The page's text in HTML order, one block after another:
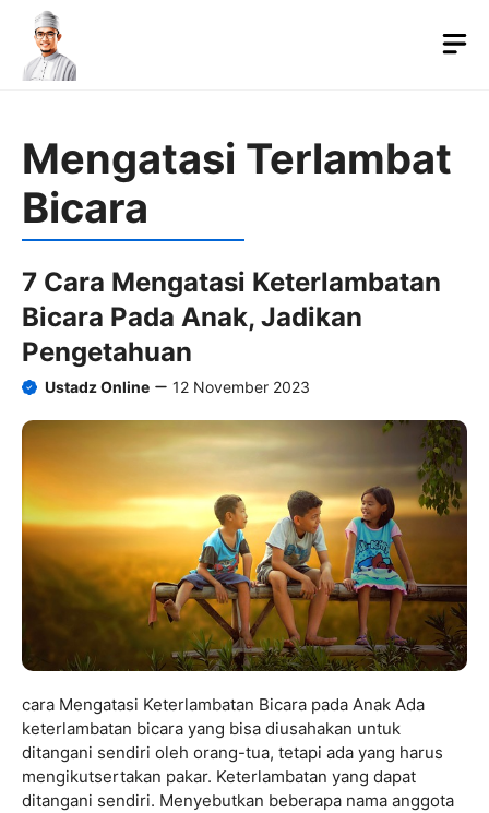
Langsung
Mengatasi Terlambat
Bicara
7 Cara Mengatasi Keterlambatan
Bicara Pada Anak, Jadikan
Pengetahuan
Ustadz Online 12 November 2023
cara Mengatasi Keterlambatan Bicara pada Anak Ada
keterlambatan bicara yang bisa diusahakan untuk
ditangani sendiri oleh orang-tua, tetapi ada yang harus
mengikutsertakan pakar. Keterlambatan yang dapat
ditangani sendiri. Menyebutkan beberapa nama anggota